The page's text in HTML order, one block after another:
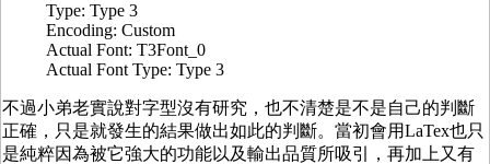
Type: Type 3
Encoding: Custom
Actual Font: T3Font_0
Actual Font Type: Type 3
不過小弟老實說對字型沒有研究，也不清楚是不是自己的判斷
正確，只是就發生的結果做出如此的判斷。當初會用LaTex也只
是純粹因為被它強大的功能以及輸出品質所吸引，再加上又有